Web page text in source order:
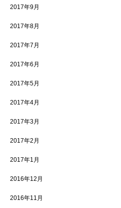
2017年9月
2017年8月
2017年7月
2017年6月
2017年5月
2017年4月
2017年3月
2017年2月
2017年1月
2016年12月
2016年11月